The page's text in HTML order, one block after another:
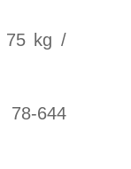
75 kg /
78-644